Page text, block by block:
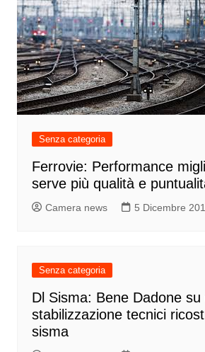
Senza categoria
Ferrovie: Performance
serve più qualità e
Camera news 5 Dicembre
Senza categoria
Dl Sisma: Bene Dadone
stabilizzazione tecnici
sisma